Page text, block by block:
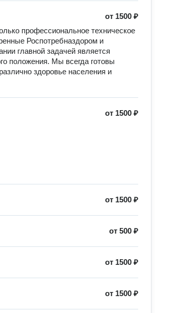
от 1500 ₽
профессиональное техническое
Роспотребназдором и
главной задачей является
положения. Мы всегда готовы
здоровье населения и
от 1500 ₽
от 1500 ₽
от500 ₽
от 1500 ₽
от 1500 ₽